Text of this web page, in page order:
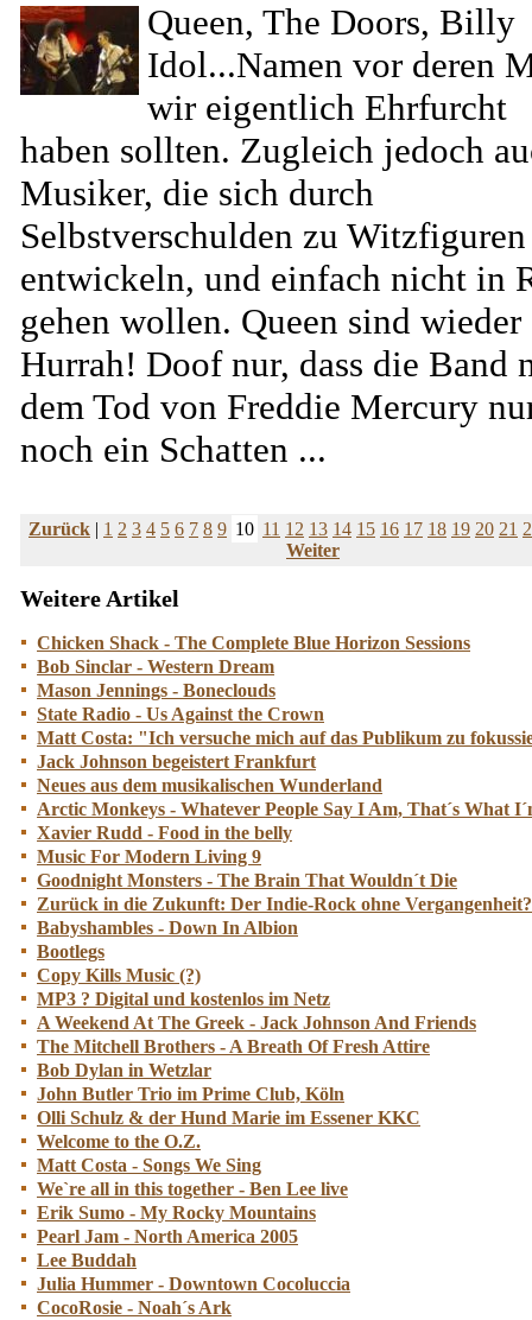
Queen, The Doors, Billy
Idol...Namen vor deren
wir eigentlich Ehrfurcht
haben sollten. Zugleich jedoch
Musiker, die sich durch
Selbstverschulden zu Witzfiguren
entwickeln, und einfach nicht in
gehen wollen. Queen sind wieder
Hurrah! Doof nur, dass die Band
dem Tod von Freddie Mercury
noch ein Schatten ...
Zurück | 1 2 3 4 5 6 7 8 9 10 11 12 13 14 15 16 17 18 19 20 21
Weiter
Weitere Artikel
Chicken Shack - The Complete Blue Horizon Sessions
Bob Sinclar - Western Dream
Mason Jennings - Boneclouds
State Radio - Us Against the Crown
Matt Costa: "Ich versuche mich auf das Publikum zu
Jack Johnson begeistert Frankfurt
Neues aus dem musikalischen Wunderland
Arctic Monkeys - Whatever People Say I Am, That´s What
Xavier Rudd - Food in the belly
Music For Modern Living 9
Goodnight Monsters - The Brain That Wouldn´t Die
Zurück in die Zukunft: Der Indie-Rock ohne Vergangenheit?
Babyshambles - Down In Albion
Bootlegs
Copy Kills Music (?)
MP3 ? Digital und kostenlos im Netz
A Weekend At The Greek - Jack Johnson And Friends
The Mitchell Brothers - A Breath Of Fresh Attire
Bob Dylan in Wetzlar
John Butler Trio im Prime Club, Köln
Olli Schulz & der Hund Marie im Essener KKC
Welcome to the O.Z.
Matt Costa - Songs We Sing
We`re all in this together - Ben Lee live
Erik Sumo - My Rocky Mountains
Pearl Jam - North America 2005
Lee Buddah
Julia Hummer - Downtown Cocoluccia
CocoRosie - Noah´s Ark